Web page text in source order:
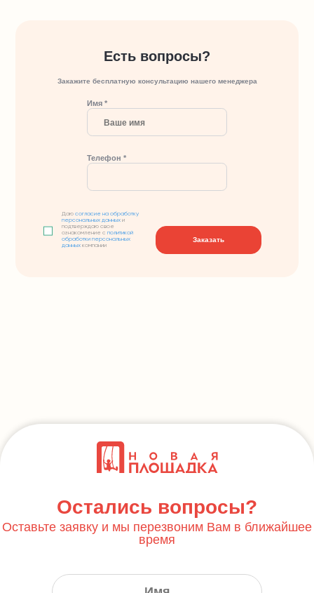
Есть вопросы?
Закажите бесплатную консультацию нашего менеджера
Имя *
Телефон *
Даюсогласие на обработку
персональных данных и
подтверждаю свое
ознакомление сполитикой
обработки персональных
данных компании
Заказать
Остались вопросы?
Оставьте заявку и мы перезвоним Вам в ближайшее
время